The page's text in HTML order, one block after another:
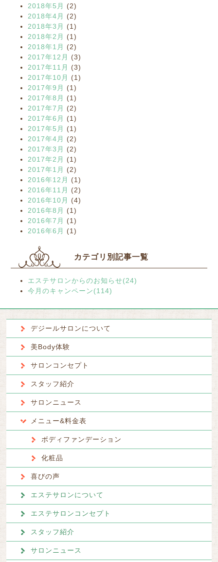
2018年5月
(2)
2018年4月
(2)
2018年3月
(1)
2018年2月
(1)
2018年1月
(2)
2017年12月
(3)
2017年11月
(3)
2017年10月
(1)
2017年9月
(1)
2017年8月
(1)
2017年7月
(2)
2017年6月
(1)
2017年5月
(1)
2017年4月
(2)
2017年3月
(2)
2017年2月
(1)
2017年1月
(2)
2016年12月
(1)
2016年11月
(2)
2016年10月
(4)
2016年8月
(1)
2016年7月
(1)
2016年6月
(1)
カテゴリ別記事一覧
エステサロンからのお知らせ(24)
今月のキャンペーン(114)
デジールサロンについて
美Body体験
サロンコンセプト
スタッフ紹介
サロンニュース
メニュー&料金表
ボディファンデーション
化粧品
喜びの声
エステサロンについて
エステサロンコンセプト
スタッフ紹介
サロンニュース